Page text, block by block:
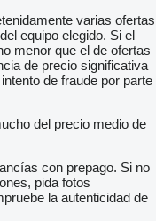
varias ofertas
equipo elegido. Si el
menor que el de ofertas
de precio significativa
de fraude por parte
del precio medio de
con prepago. Si no
pida fotos
la autenticidad de